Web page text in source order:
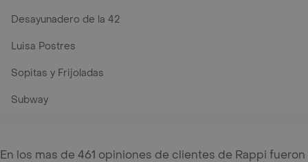
Desayunadero de la 42
Luisa Postres
Sopitas y Frijoladas
Subway
En los mas de 461 opiniones de clientes de Rappi fueron